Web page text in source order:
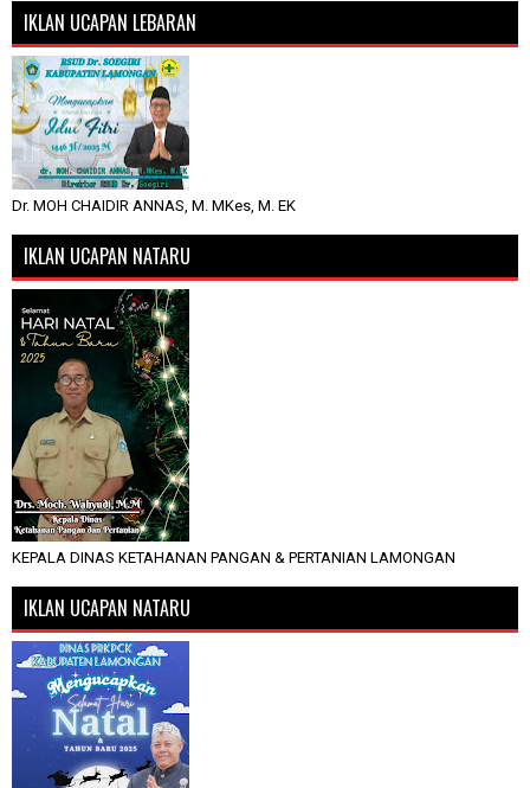
IKLAN UCAPAN LEBARAN
Dr. MOH CHAIDIR ANNAS, M. MKes, M. EK
IKLAN UCAPAN NATARU
KEPALA DINAS KETAHANAN PANGAN & PERTANIAN LAMONGAN
IKLAN UCAPAN NATARU